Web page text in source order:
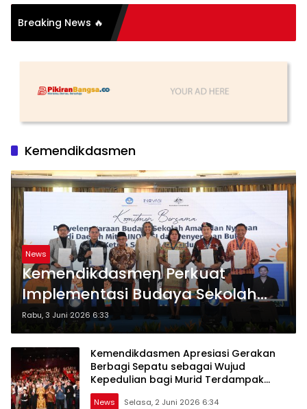
Breaking News 🔥
Kemendikdasmen
News
Kemendikdasmen Perkuat
Implementasi Budaya Sekolah
Aman dan Nyaman melalui
Pembentukan Pokja BSAN di
Daerah
Rabu, 3 Juni 2026 6:33
Kemendikdasmen Apresiasi Gerakan
Berbagi Sepatu sebagai Wujud
Kepedulian bagi Murid Terdampak
Bencana
News Selasa, 2 Juni 2026 6:34